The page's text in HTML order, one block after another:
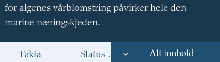
for algenes vårblomstring påvirker hele den
marine næringskjeden.
Fakta Status og trend Årsak til
Alt innhold